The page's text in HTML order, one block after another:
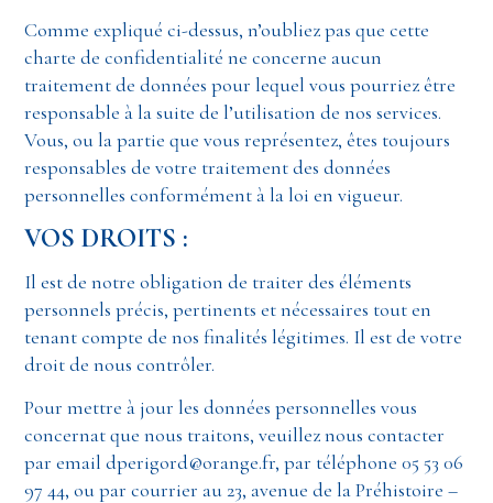
Comme expliqué ci-dessus, n’oubliez pas que cette
charte de confidentialité ne concerne aucun
traitement de données pour lequel vous pourriez être
responsable à la suite de l’utilisation de nos services.
Vous, ou la partie que vous représentez, êtes toujours
responsables de votre traitement des données
personnelles conformément à la loi en vigueur.
VOS DROITS :
Il est de notre obligation de traiter des éléments
personnels précis, pertinents et nécessaires tout en
tenant compte de nos finalités légitimes. Il est de votre
droit de nous contrôler.
Pour mettre à jour les données personnelles vous
concernat que nous traitons, veuillez nous contacter
par email dperigord@orange.fr, par téléphone 05 53 06
97 44, ou par courrier au 23, avenue de la Préhistoire –